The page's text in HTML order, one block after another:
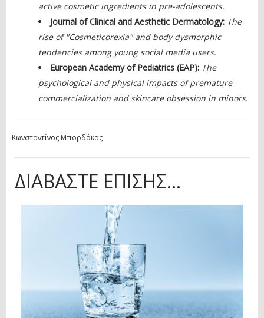
active cosmetic ingredients in pre-adolescents.
Journal of Clinical and Aesthetic Dermatology: The
rise of "Cosmeticorexia" and body dysmorphic
tendencies among young social media users.
European Academy of Pediatrics (EAP): The
psychological and physical impacts of premature
commercialization and skincare obsession in minors.
Κωνσταντίνος Μπορδόκας
ΔΙΑΒΆΣΤΕ ΕΠΊΣΗΣ...